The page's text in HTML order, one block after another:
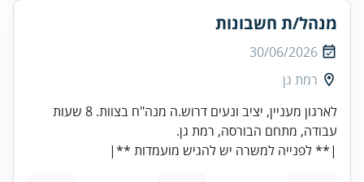
מנהל/ת חשבונות
30/06/2026
רמת גן
לארגון מעניין, יציב ונעים דרוש.ה מנה"ח בצוות. 8 שעות
|** לפנייה למשרה יש להגיש מועמדות **|